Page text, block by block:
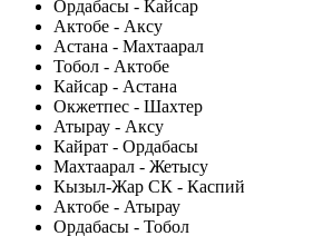
Ордабасы - Кайсар
Актобе - Аксу
Астана - Махтаарал
Тобол - Актобе
Кайсар - Астана
Окжетпес - Шахтер
Атырау - Аксу
Кайрат - Ордабасы
Махтаарал - Жетысу
Кызыл-Жар СК - Каспий
Актобе - Атырау
Ордабасы - Тобол